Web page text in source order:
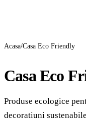
Acasa/Casa Eco Friendly
Casa Eco
Produse ecologice
decoratiuni